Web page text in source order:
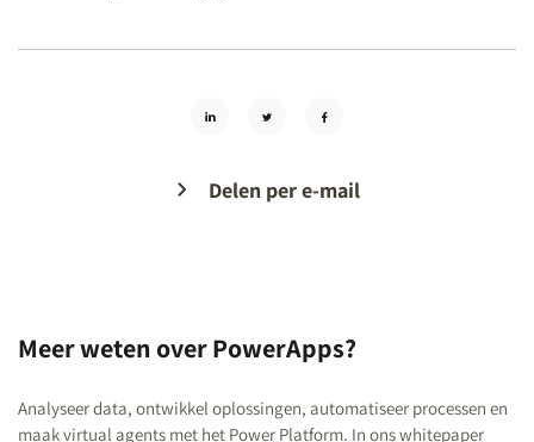
Delen per e-mail
Meer weten over PowerApps?
Analyseer data, ontwikkel oplossingen, automatiseer processen en
maak virtual agents met het Power Platform. In ons whitepaper